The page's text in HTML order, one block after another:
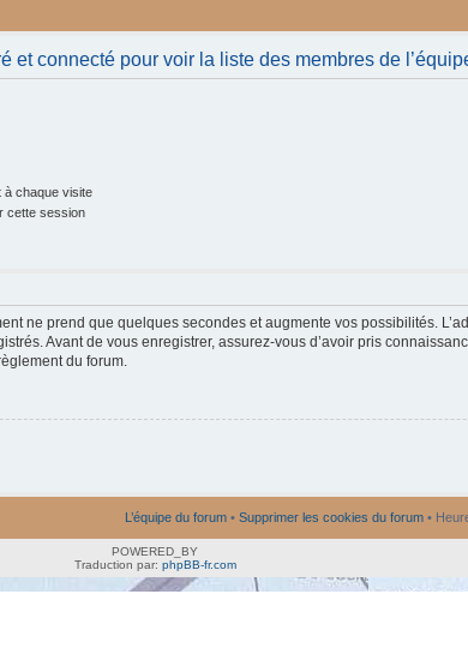
et connecté pour voir la liste des membres de
à chaque visite
cette session
ne prend que quelques secondes et augmente vos possibilités.
Avant de vous enregistrer, assurez-vous d’avoir pris
du forum.
L’équipe du forum • Supprimer les cookies du forum •
POWERED_BY
Traduction par: phpBB-fr.com